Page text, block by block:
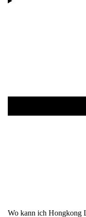
Wo kann ich Hongkong